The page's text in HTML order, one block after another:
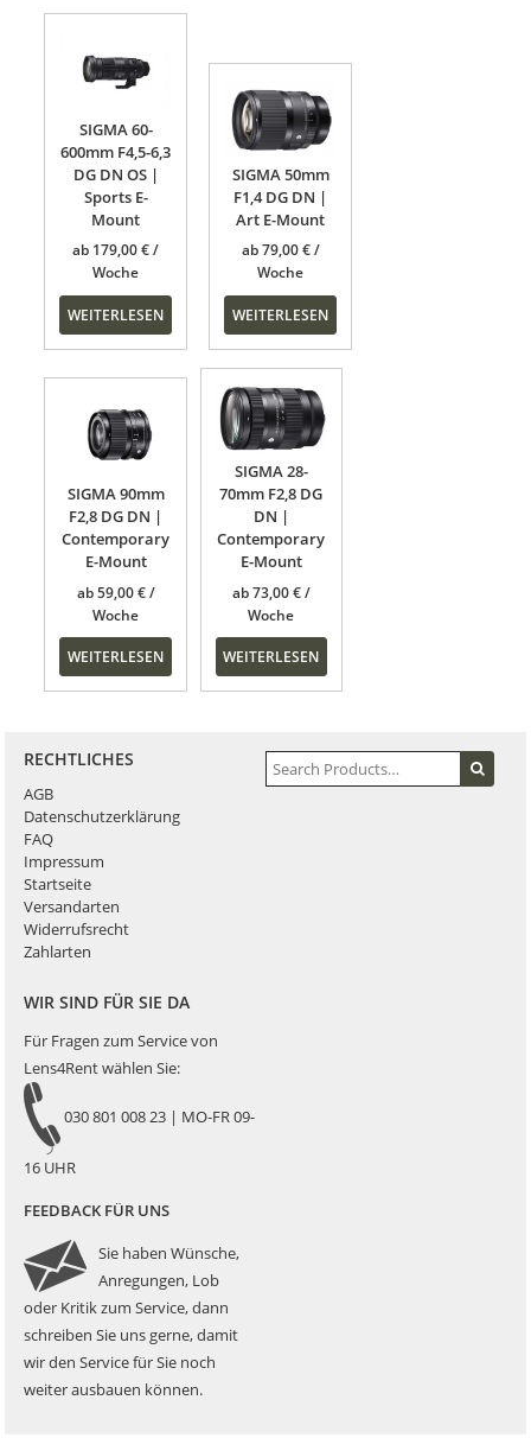
SIGMA 60-
600mm F4,5-6,3
DG DN OS |
Sports E-
Mount
ab 179,00€
WEITERLESEN
SIGMA 50mm
F1,4 DG DN |
Art E-Mount
ab79,00€
WEITERLESEN
SIGMA 90mm
F2,8 DG DN |
Contemporary
E-Mount
ab59,00€
WEITERLESEN
SIGMA 28-
70mm F2,8 DG
DN |
Contemporary
E-Mount
ab73,00€
WEITERLESEN
RECHTLICHES
AGB
Datenschutzerklärung
FAQ
Impressum
Startseite
Versandarten
Widerrufsrecht
Zahlarten
WIR SIND FÜR SIE DA
Für Fragen zum Service von
Lens4Rent wählen Sie:
030 801 008 23 | MO-FR 09-
16 UHR
FEEDBACK FÜR UNS
Sie haben Wünsche,
Anregungen, Lob
oder Kritik zum Service, dann
schreiben Sie uns gerne, damit
wir den Service für Sie noch
weiter ausbauen können.